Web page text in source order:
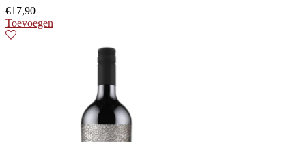
€17,90
Toevoegen